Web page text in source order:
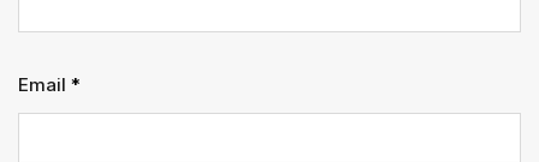
Email *